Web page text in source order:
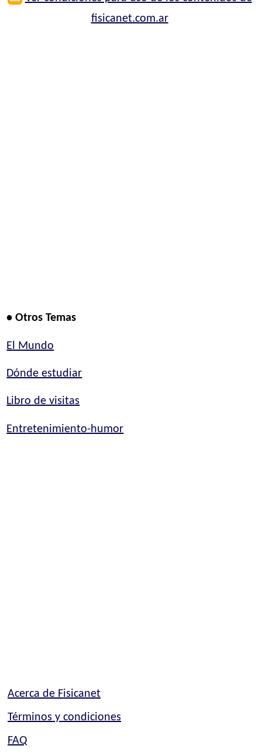
fisicanet.com.ar
• Otros Temas
El Mundo
Dónde estudiar
Libro de visitas
Entretenimiento-humor
Acerca de Fisicanet
Términos y condiciones
FAQ